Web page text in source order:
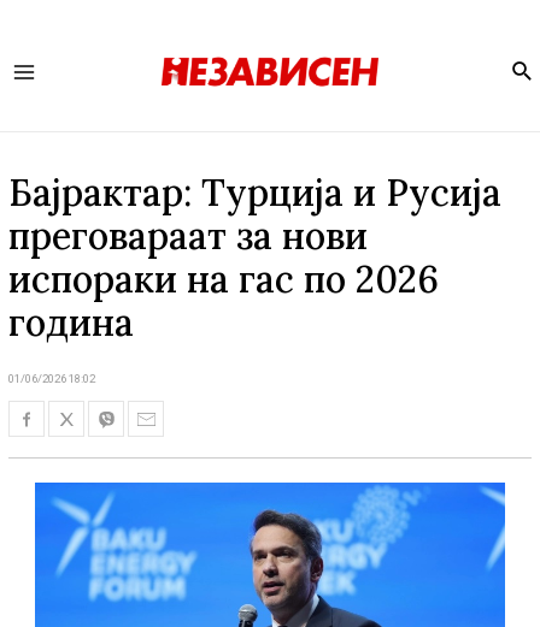
Бајрактар: Турција и Русија
преговараат за нови
испораки на гас по 2026
година
01/06/2026 18:02